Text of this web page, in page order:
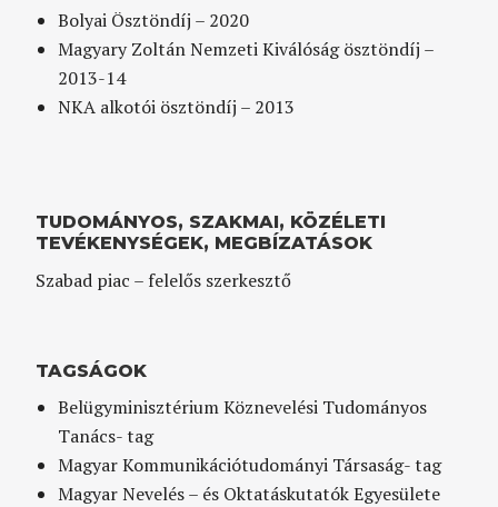
Bolyai Ösztöndíj – 2020
Magyary Zoltán Nemzeti Kiválóság ösztöndíj –
2013-14
NKA alkotói ösztöndíj – 2013
TUDOMÁNYOS, SZAKMAI, KÖZÉLETI
TEVÉKENYSÉGEK, MEGBÍZATÁSOK
Szabad piac – felelős szerkesztő
TAGSÁGOK
Belügyminisztérium Köznevelési Tudományos
Tanács- tag
Magyar Kommunikációtudományi Társaság- tag
Magyar Nevelés – és Oktatáskutatók Egyesülete